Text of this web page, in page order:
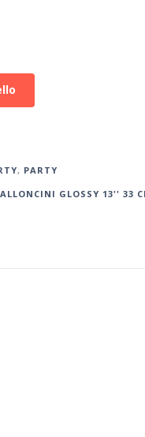
, PARTY
GLOSSY 13'' 33